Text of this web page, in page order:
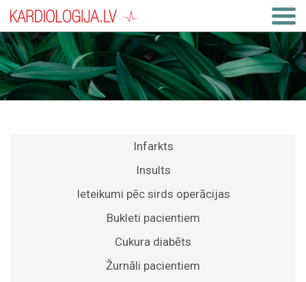
Infarkts
Insults
Ieteikumi pēc sirds operācijas
Bukleti pacientiem
Cukura diabēts
Žurnāli pacientiem